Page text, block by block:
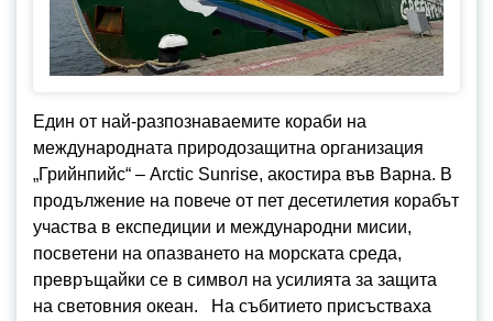
Един от най-разпознаваемите кораби на
международната природозащитна организация
„Грийнпийс“ – Arctic Sunrise, акостира във Варна. В
продължение на повече от пет десетилетия корабът
участва в експедиции и международни мисии,
посветени на опазването на морската среда,
превръщайки се в символ на усилията за защита
на световния океан. На събитието присъстваха